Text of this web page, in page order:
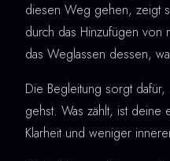
diesen Weg gehen, zeigt
durch das Hinzufügen von
das Weglassen dessen,
Die Begleitung sorgt
gehst. Was zählt, ist
Klarheit und weniger